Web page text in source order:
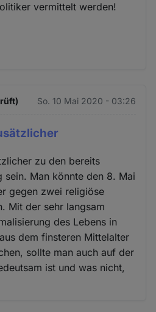
vermittelt werden!
So. 10 Mai 2020 - 03:26
zu den bereits
sein. Man könnte den 8. Mai
gegen zwei religiöse
Mit der sehr langsam
des Lebens in
dem finsteren Mittelalter
sollte man auch auf der
ist und was nicht,